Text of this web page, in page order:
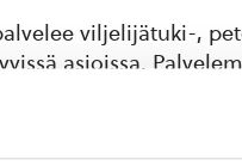
viljelijätuki-,
asioissa.
kehittämisen ja
hallintoon ja